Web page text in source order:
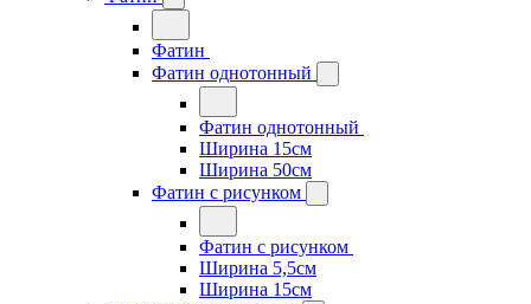
Фатин
Фатин однотонный
Фатин однотонный
Ширина 15см
Ширина 50см
Фатин с рисунком
Фатин с рисунком
Ширина 5,5см
Ширина 15см